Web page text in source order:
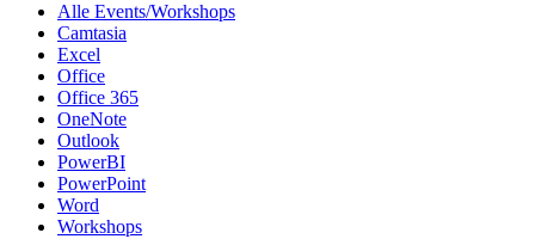
Alle Events/Workshops
Camtasia
Excel
Office
Office 365
OneNote
Outlook
PowerBI
PowerPoint
Word
Workshops